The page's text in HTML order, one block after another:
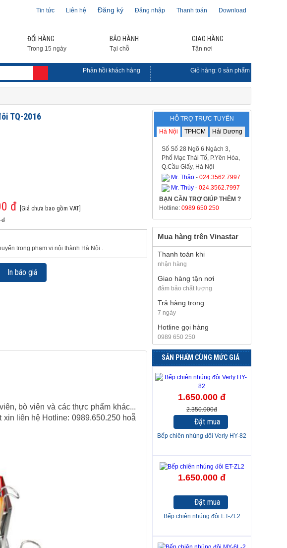
Tin tức Liên hệ Đăng ký Đăng nhập Thanh toán Download
ĐỔI HÀNG
Trong 15 ngày
BẢO HÀNH
Tại chỗ
GIAO HÀNG
Tận nơi
Phản hồi khách hàng Giỏ hàng: 0 sản phẩm
TQ-2016
đ [Giá chưa bao gồm VAT]
đ
trong phạm vi nội thành Hà Nội .
In báo giá
bò viên và các thực phẩm khác...
liên hệ Hotline: 0989.650.250 hoẵ
HỖ TRỢ TRỰC TUYẾN
Hà Nội
TPHCM Hải Dương
Số Số 28 Ngõ 6 Ngách 3,
Phố Mạc Thái Tổ, P.Yên Hòa,
Q.Cầu Giấy, Hà Nội
Mr. Thảo - 024.3562.7997
Mr. Thùy - 024.3562.7997
BẠN CẦN TRỢ GIÚP THÊM ?
Hotline: 0989 650 250
Mua hàng trên Vinastar
Thanh toán khi
nhận hàng
Giao hàng tận nơi
đảm bảo chất lượng
Trả hàng trong
7 ngày
Hotline gọi hàng
0989 650 250
SẢN PHẨM CÙNG MỨC GIÁ
1.650.000 đ
2.350.000đ
Đặt mua
Bếp chiên nhúng đôi Verly HY-82
1.650.000 đ
Đặt mua
Bếp chiên nhúng đôi ET-ZL2